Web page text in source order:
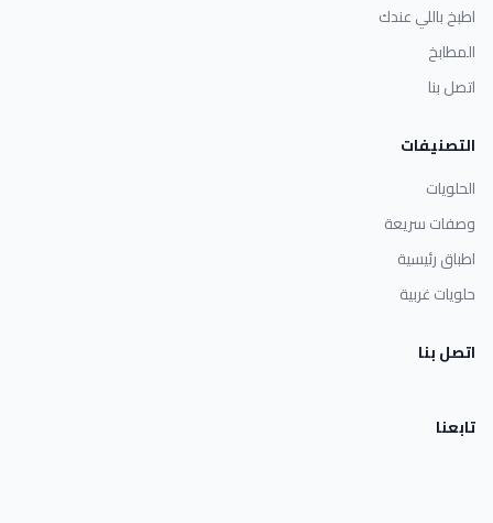
اطبخ باللي عندك
المطابخ
اتصل بنا
التصنيفات
الحلويات
وصفات سريعة
اطباق رئيسية
حلويات غربية
اتصل بنا
تابعنا